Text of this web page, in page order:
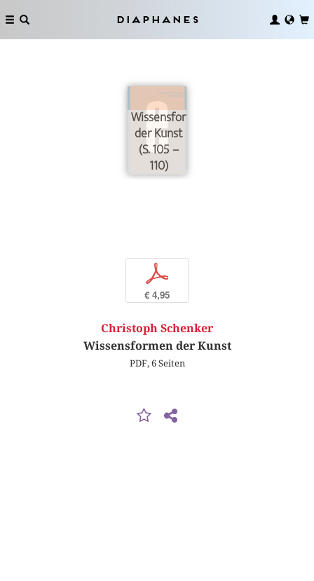
Diaphanes
Wissensformen
der Kunst
(S. 105 –
110)
p
€ 4,95
Christoph Schenker
Wissensformen der Kunst
PDF, 6 Seiten